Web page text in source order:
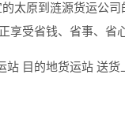
太原到涟源货运公
享受省钱、省事、省
目的地货运站 送货